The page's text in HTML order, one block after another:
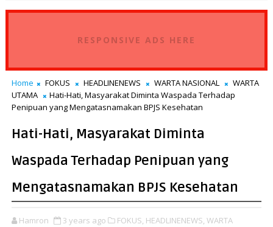
RESPONSIVE ADS HERE
Home FOKUS HEADLINENEWS WARTA NASIONAL
WARTA
UTAMA
Hati-Hati, Masyarakat Diminta Waspada Terhadap
Penipuan yang Mengatasnamakan BPJS Kesehatan
Hati-Hati, Masyarakat Diminta
Waspada Terhadap Penipuan yang
Mengatasnamakan BPJS Kesehatan
Hamron 3 years ago FOKUS, HEADLINENEWS, WARTA